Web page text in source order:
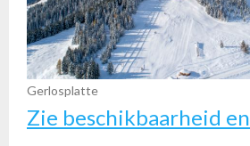
Gerlosplatte
Zie beschikbaarheid